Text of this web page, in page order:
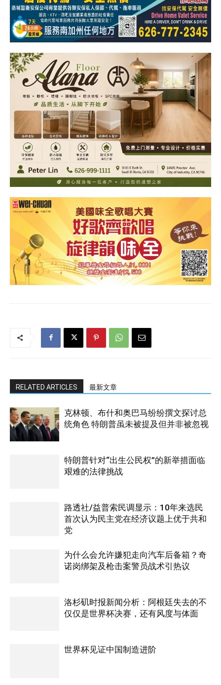
RELATED ARTICLES 最新文章
克林顿、布什和奥巴马纷纷撰文探讨总
统角色 特朗普虽未被提及但并非被忽视
特朗普针对“出生公民权”的新举措面临
艰难的法律挑战
路透社/益普索民调显示：10年来选民
首次认为民主党在经济议题上优于共和
党
为什么会允许嫌犯走向汽车后备箱？奇
诺岗绑架及枪击案警员战术引热议
洛杉矶时报新闻分析：阿根廷失去的不
仅仅是世界杯决赛，还有风度与体面
世界杯见证中国制造进阶